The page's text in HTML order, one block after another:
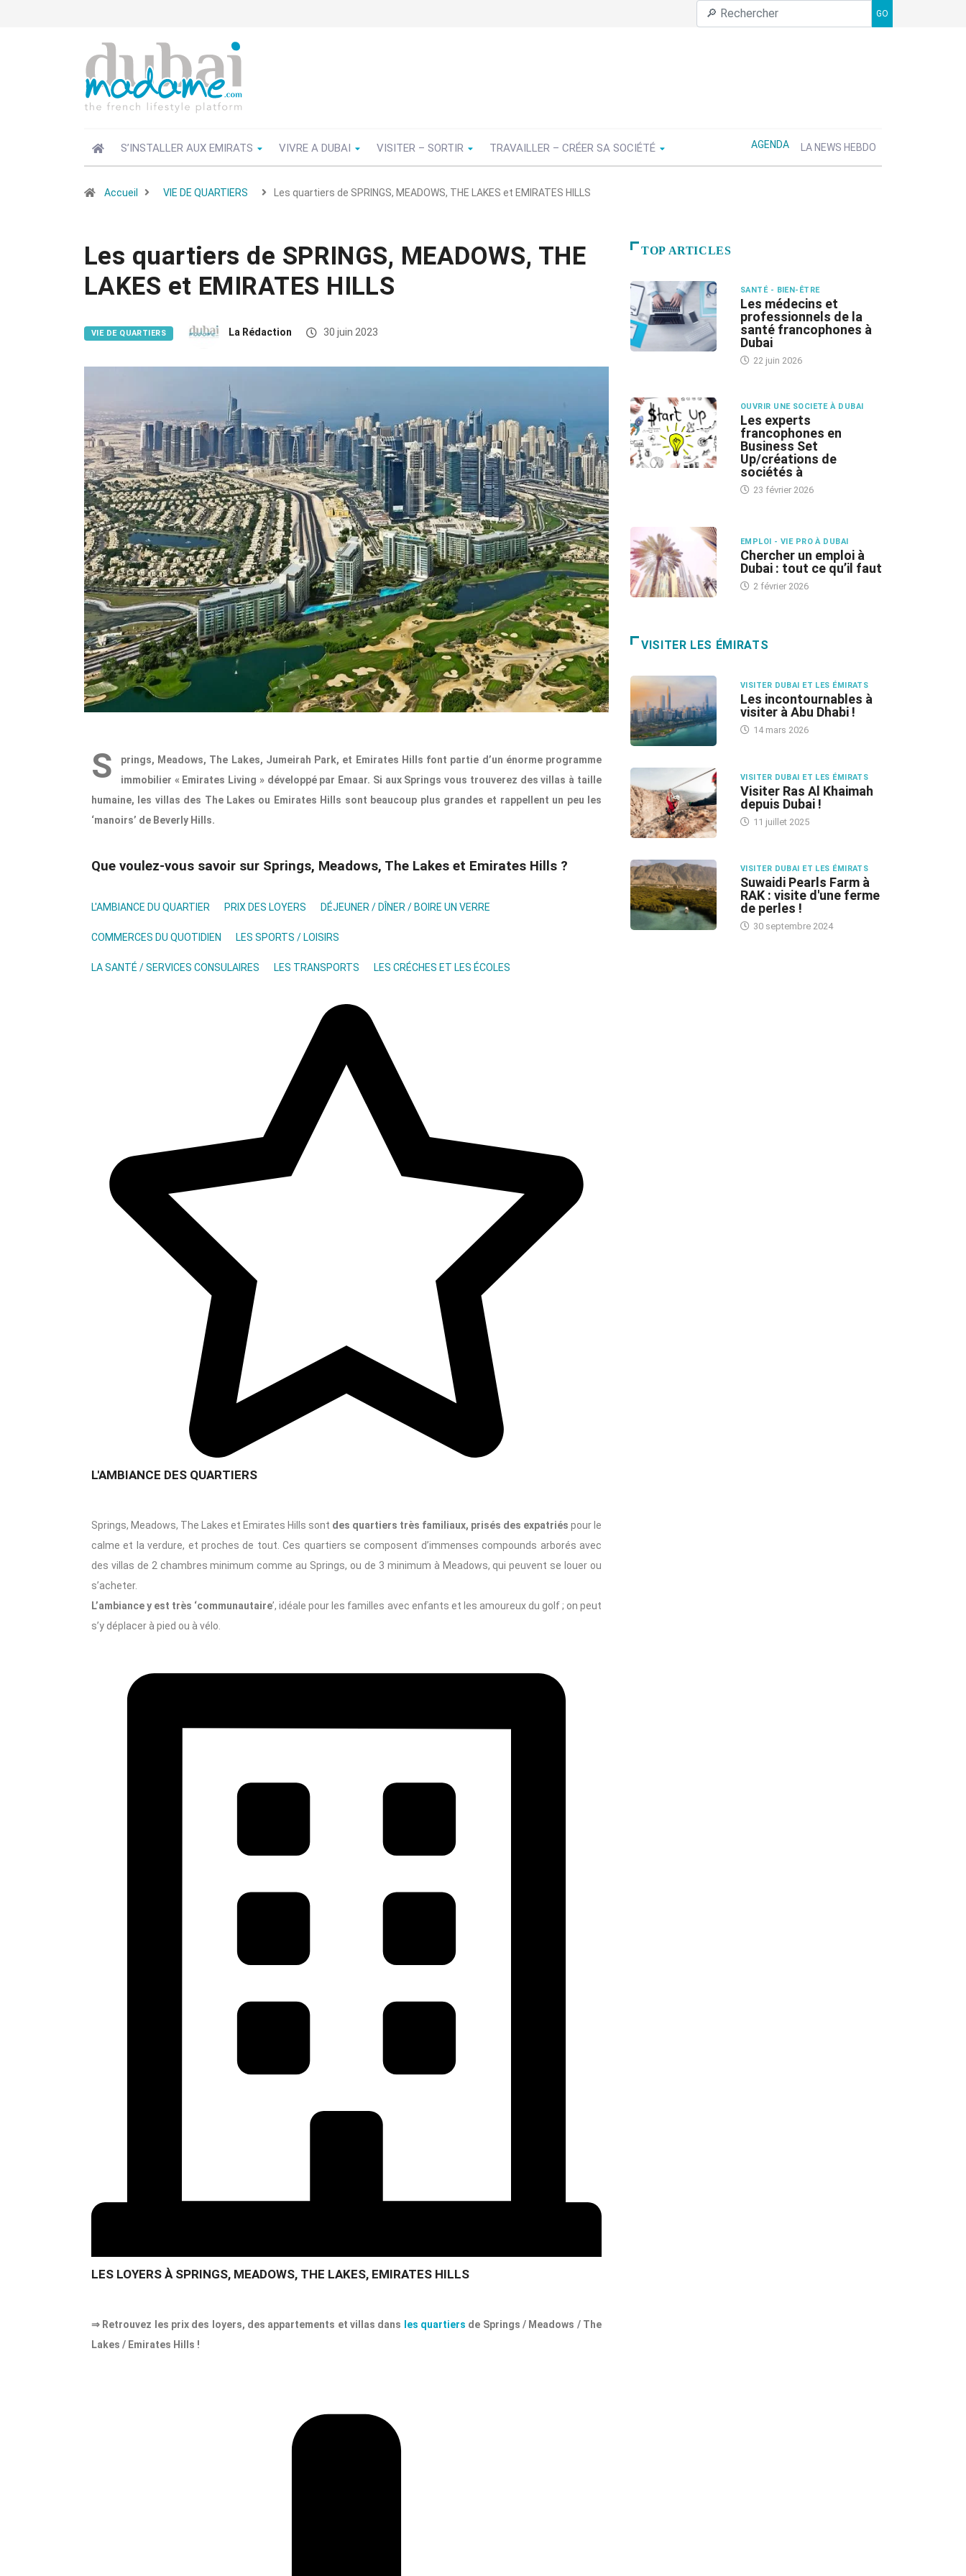
GO
S’INSTALLER AUX EMIRATS VIVRE A DUBAI VISITER – SORTIR TRAVAILLER – CRÉER SA SOCIÉTÉ AGENDA LA NEWS HEBDO
Accueil VIE DE QUARTIERS Les quartiers de SPRINGS, MEADOWS, THE LAKES et EMIRATES HILLS
Les quartiers de SPRINGS, MEADOWS, THE
LAKES et EMIRATES HILLS
VIE DE QUARTIERS La Rédaction 30 juin 2023
S
prings, Meadows, The Lakes, Jumeirah Park, et Emirates Hills font partie d’un énorme programme
immobilier « Emirates Living » développé par Emaar. Si aux Springs vous trouverez des villas à taille
humaine, les villas des The Lakes ou Emirates Hills sont beaucoup plus grandes et rappellent un peu les
‘manoirs’ de Beverly Hills.
Que voulez-vous savoir sur Springs, Meadows, The Lakes et Emirates Hills ?
L'AMBIANCE DU QUARTIER PRIX DES LOYERS DÉJEUNER / DÎNER / BOIRE UN VERRE
COMMERCES DU QUOTIDIEN LES SPORTS / LOISIRS
LA SANTÉ / SERVICES CONSULAIRES LES TRANSPORTS LES CRÉCHES ET LES ÉCOLES
L'AMBIANCE DES QUARTIERS
Springs, Meadows, The Lakes et Emirates Hills sont des quartiers très familiaux, prisés des expatriés pour le
calme et la verdure, et proches de tout. Ces quartiers se composent d’immenses compounds arborés avec
des villas de 2 chambres minimum comme au Springs, ou de 3 minimum à Meadows, qui peuvent se louer ou
s’acheter.
L’ambiance y est très ‘communautaire’, idéale pour les familles avec enfants et les amoureux du golf ; on peut
s’y déplacer à pied ou à vélo.
LES LOYERS À SPRINGS, MEADOWS, THE LAKES, EMIRATES HILLS
⇒ Retrouvez les prix des loyers, des appartements et villas dans les quartiers de Springs / Meadows / The
Lakes / Emirates Hills !
TOP ARTICLES
SANTÉ - BIEN-ÊTRE
Les médecins et
professionnels de la
santé francophones à
Dubai
22 juin 2026
OUVRIR UNE SOCIETE À DUBAI
Les experts
francophones en
Business Set
Up/créations de
sociétés à
23 février 2026
EMPLOI - VIE PRO À DUBAI
Chercher un emploi à
Dubai : tout ce qu’il faut
2 février 2026
VISITER LES ÉMIRATS
VISITER DUBAI ET LES ÉMIRATS
Les incontournables à
visiter à Abu Dhabi !
14 mars 2026
VISITER DUBAI ET LES ÉMIRATS
Visiter Ras Al Khaimah
depuis Dubai !
11 juillet 2025
VISITER DUBAI ET LES ÉMIRATS
Suwaidi Pearls Farm à
RAK : visite d'une ferme
de perles !
30 septembre 2024